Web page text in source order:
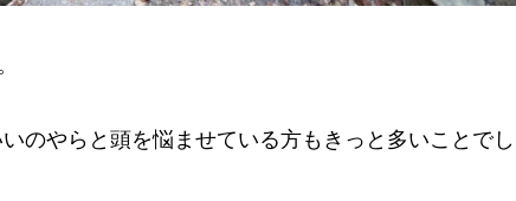
のやらと頭を悩ませている方もきっと多いことでし